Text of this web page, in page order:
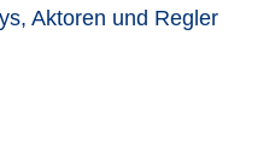
Aktoren und Regler